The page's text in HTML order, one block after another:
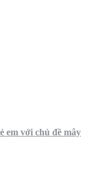
em với chủ đề mây